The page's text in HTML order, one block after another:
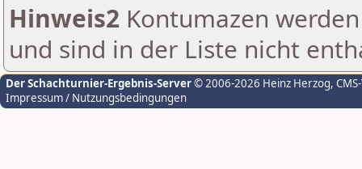
Hinweis2 Kontumazen
und sind in der Liste nicht
Der Schachturnier-Ergebnis-Server© 2006-2026 Heinz Herzog,
Impressum / Nutzungsbedingungen